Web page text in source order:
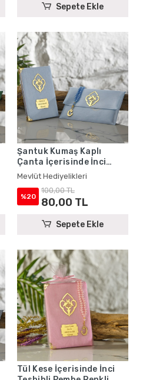
Sepete Ekle
Şantuk Kumaş Kaplı
Çanta İçerisinde İnci
Tesbihli Mavi Renkli
Şantuk Yasin Kitabı Seti -
Mevlüt Hediyelikleri
Mevlüt Hediyelikleri
%20
100,00 TL
80,00 TL
Sepete Ekle
Tül Kese İçerisinde İnci